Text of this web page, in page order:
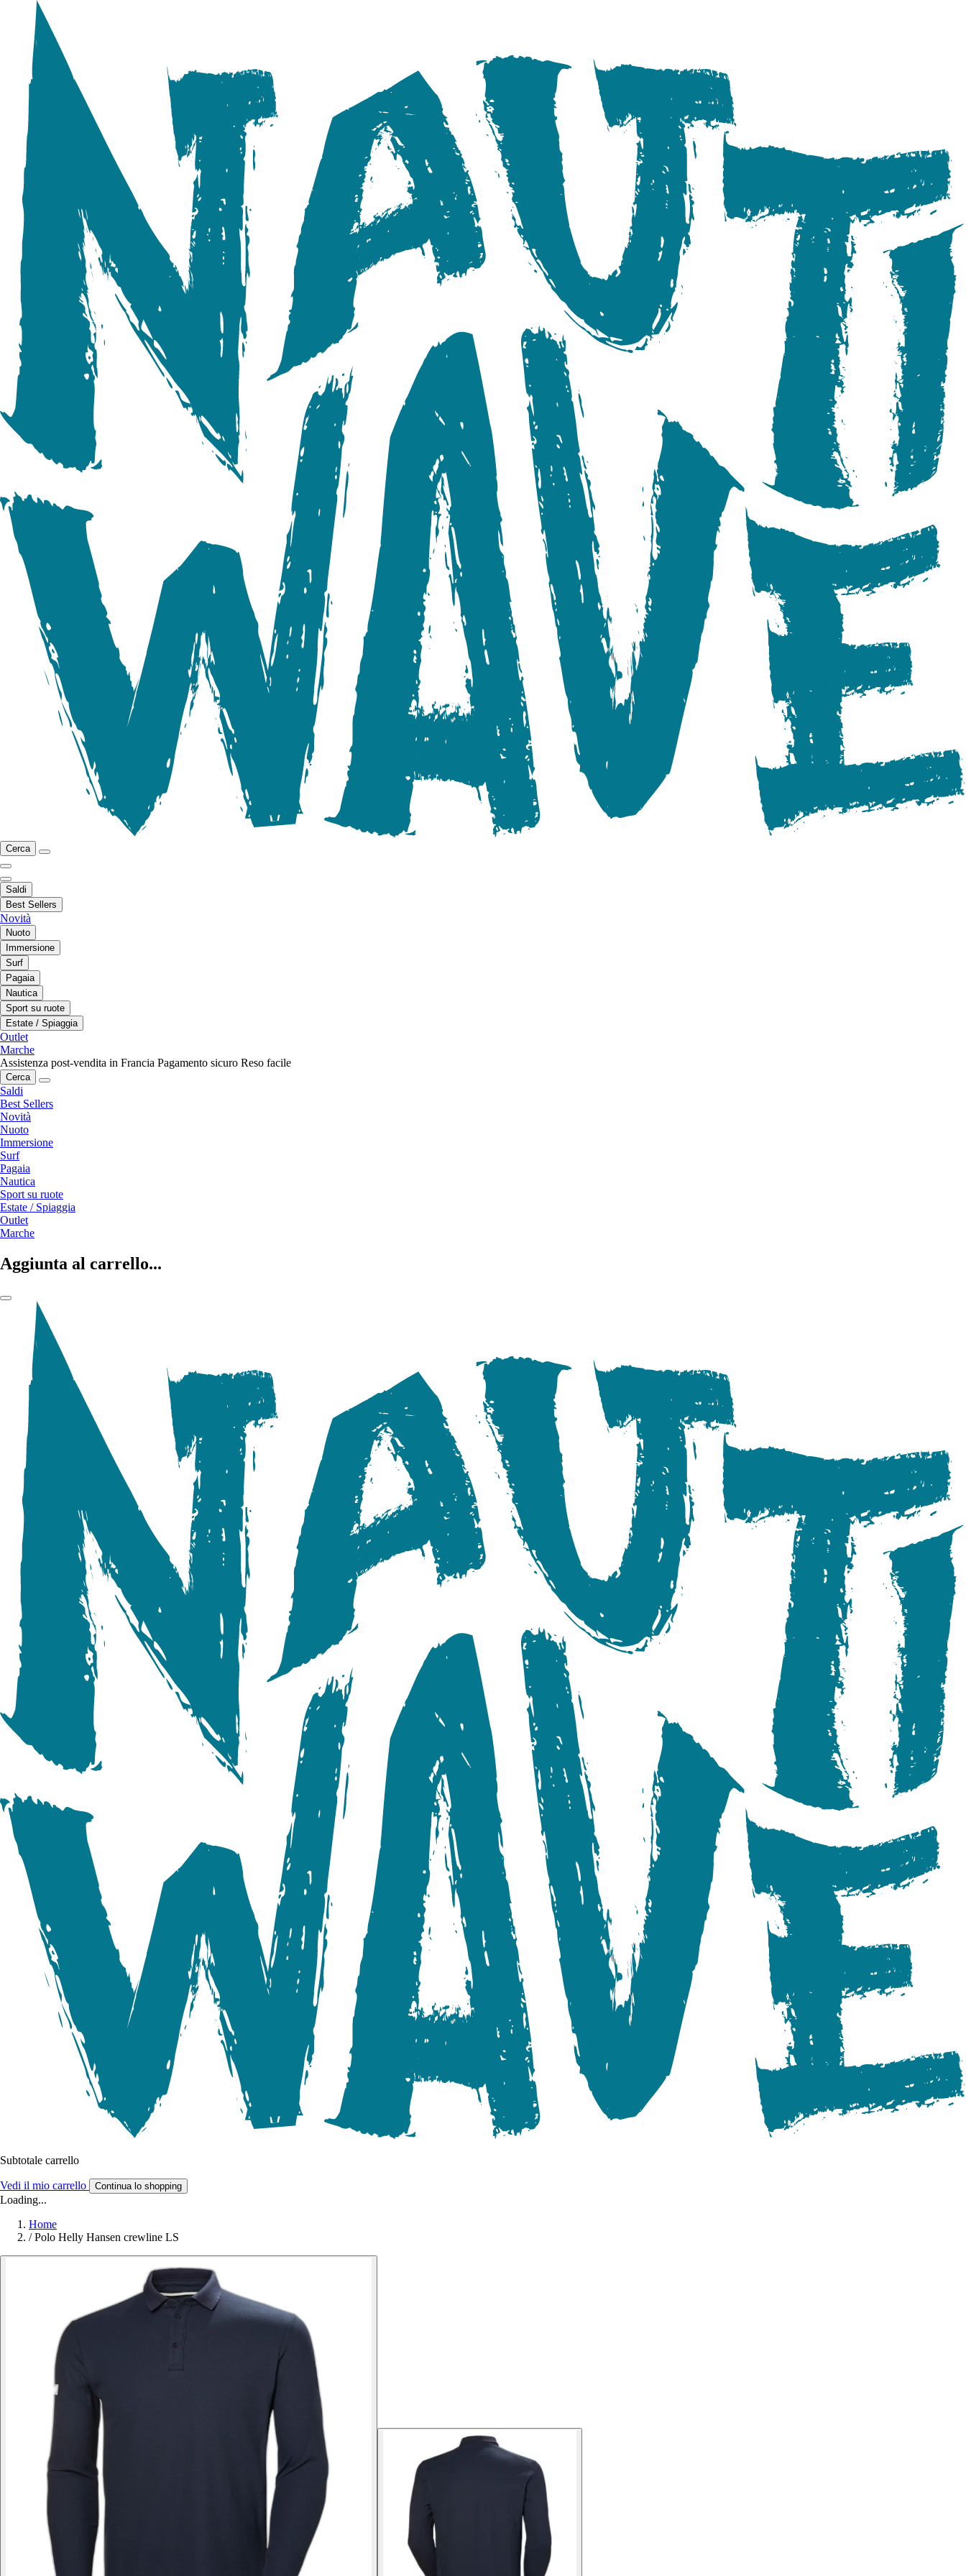
Cerca
Saldi
Best Sellers
Novità
Nuoto
Immersione
Surf
Pagaia
Nautica
Sport su ruote
Estate / Spiaggia
Outlet
Marche
Assistenza post-vendita in Francia Pagamento sicuro Reso facile
Cerca
Saldi
Best Sellers
Novità
Nuoto
Immersione
Surf
Pagaia
Nautica
Sport su ruote
Estate / Spiaggia
Outlet
Marche
Aggiunta al carrello...
Subtotale carrello
Vedi il mio carrello Continua lo shopping
Loading...
Home
/ Polo Helly Hansen crewline LS